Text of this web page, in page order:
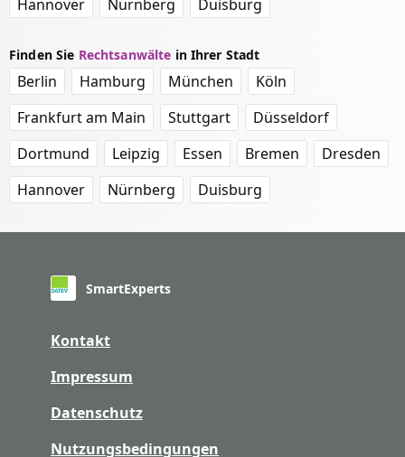
Hannover
Nürnberg Duisburg
Finden Sie Rechtsanwälte in Ihrer Stadt
Berlin Hamburg München
Köln
Frankfurt am Main
Stuttgart
Düsseldorf
Dortmund
Leipzig Essen Bremen
Dresden
Hannover
Nürnberg Duisburg
SmartExperts
Kontakt
Impressum
Datenschutz
Nutzungsbedingungen